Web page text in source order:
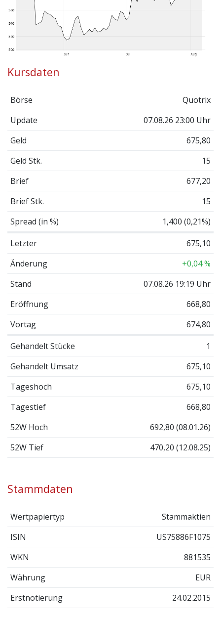
Kursdaten
Börse
Quotrix
Update
07.08.26 23:00 Uhr
Geld
675,80
Geld Stk.
15
Brief
677,20
Brief Stk.
15
Spread (in %)
1,400 (0,21%)
Letzter
675,10
Änderung
+0,04 %
Stand
07.08.26 19:19 Uhr
Eröffnung
668,80
Vortag
674,80
Gehandelt Stücke
1
Gehandelt Umsatz
675,10
Tageshoch
675,10
Tagestief
668,80
52W Hoch
692,80 (08.01.26)
52W Tief
470,20 (12.08.25)
Stammdaten
Wertpapiertyp
Stammaktien
ISIN
US75886F1075
WKN
881535
Währung
EUR
Erstnotierung
24.02.2015